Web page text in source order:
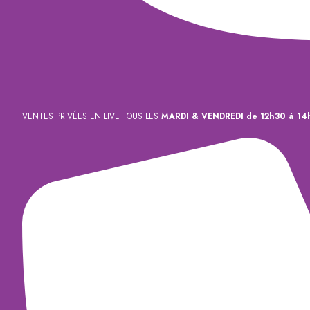
VENTES PRIVÉES EN LIVE TOUS LES MARDI & VENDREDI de 12h30 à